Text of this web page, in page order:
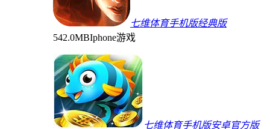
七维体育手机版经典版
542.0MBIphone游戏
七维体育手机版安卓官方版